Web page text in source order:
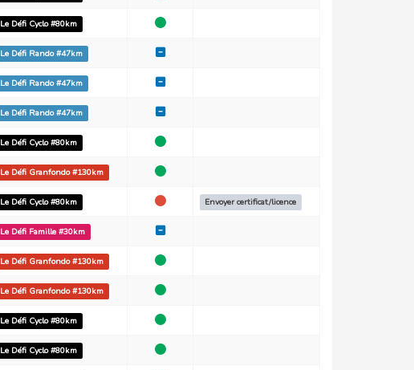
Le Défi Cyclo #80km
Le Défi Rando #47km
Le Défi Rando #47km
Le Défi Rando #47km
Le Défi Cyclo #80km
Le Défi Granfondo #130km
Le Défi Cyclo #80km Envoyer certificat/licence
Le Défi Famille #30km
Le Défi Granfondo #130km
Le Défi Granfondo #130km
Le Défi Cyclo #80km
Le Défi Cyclo #80km